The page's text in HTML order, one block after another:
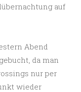
auf
Abend
da man
nur per
wieder